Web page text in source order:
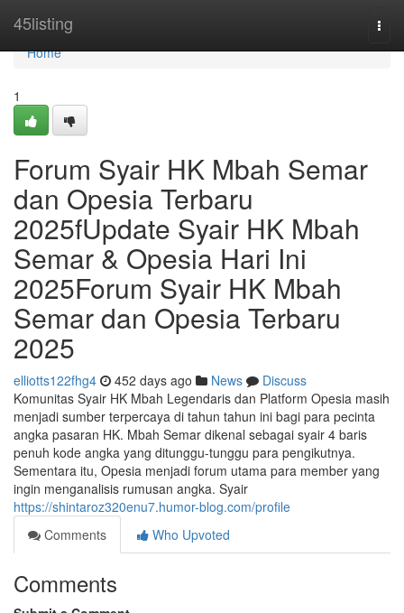
45listing
Home
Home
1
Forum Syair HK Mbah Semar
dan Opesia Terbaru
2025fUpdate Syair HK Mbah
Semar & Opesia Hari Ini
2025Forum Syair HK Mbah
Semar dan Opesia Terbaru
2025
elliotts122fhg4 452 days ago News
Discuss
Komunitas Syair HK Mbah Legendaris dan Platform Opesia masih
menjadi sumber terpercaya di tahun tahun ini bagi para pecinta
angka pasaran HK. Mbah Semar dikenal sebagai syair 4 baris
penuh kode angka yang ditunggu-tunggu para pengikutnya.
Sementara itu, Opesia menjadi forum utama para member yang
ingin menganalisis rumusan angka. Syair
https://shintaroz320enu7.humor-blog.com/profile
Comments
Who Upvoted
Comments